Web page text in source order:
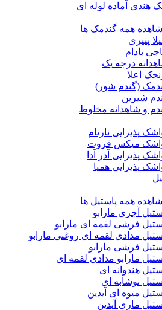
هندی آماده لوله ای
همه گندمک ها
پنیری
بادام
درجه یک
اعلا
(گندم شور)
شیرین
و شاهدانه مخلوط
پذیرایی نارتام
میکس فروت
پذیرایی آذر آدا
پذیرایی همپا
همه پاستیل ها
آجری مارابو
فرشی لقمه ای مارابو
مدادی لقمه ای روغنی مارابو
فرشی مارابو
مارابو مدادی لقمه ای
هندوانه ای
نوشابه ای
میوه ای آیدین
ماری آیدین